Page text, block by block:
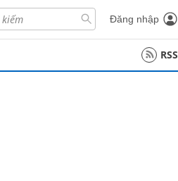
Đăng nhập
RSS